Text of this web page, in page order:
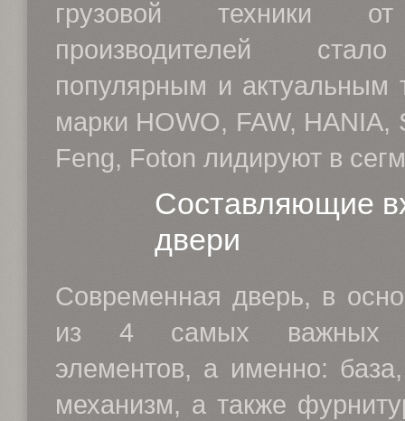
грузовой техники от
производителей
популярным и актуальным
марки HOWO, FAW, HANIA,
Feng, Foton лидируют в
Составляющие
двери
Современная дверь, в
из 4 самых важных
элементов, а именно:
механизм, а также